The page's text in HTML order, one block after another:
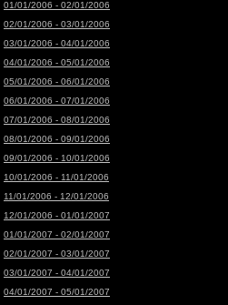
01/01/2006 - 02/01/2006
02/01/2006 - 03/01/2006
03/01/2006 - 04/01/2006
04/01/2006 - 05/01/2006
05/01/2006 - 06/01/2006
06/01/2006 - 07/01/2006
07/01/2006 - 08/01/2006
08/01/2006 - 09/01/2006
09/01/2006 - 10/01/2006
10/01/2006 - 11/01/2006
11/01/2006 - 12/01/2006
12/01/2006 - 01/01/2007
01/01/2007 - 02/01/2007
02/01/2007 - 03/01/2007
03/01/2007 - 04/01/2007
04/01/2007 - 05/01/2007